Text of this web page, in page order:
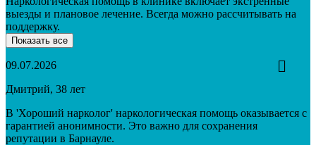
выезды и плановое лечение. Всегда можно рассчитывать на
поддержку.
Показать все
09.07.2026
Дмитрий, 38 лет
В 'Хороший нарколог' наркологическая помощь оказывается с
гарантией анонимности. Это важно для сохранения
репутации в Барнауле.